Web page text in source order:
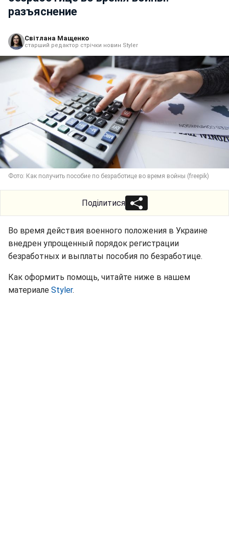
разъяснение
Світлана Мащенко
старший редактор стрічки новин Styler
Фото: Как получить пособие по безработице во время войны (freepik)
Поділитися
Во время действия военного положения в Украине
внедрен упрощенный порядок регистрации
безработных и выплаты пособия по безработице.
Как оформить помощь, читайте ниже в нашем
материале Styler.